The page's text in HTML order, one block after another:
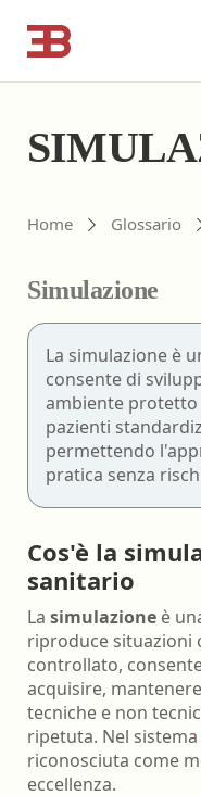
Cerca corsi ECM o
Home Glossario
Simulazione
La simulazione è
consente di
ambiente
pazienti
permettendo
pratica senza
Cos'è la
sanitario
La simulazione è
riproduce situazioni
controllato,
acquisire,
tecniche e non
ripetuta. Nel sistema
riconosciuta come
eccellenza.